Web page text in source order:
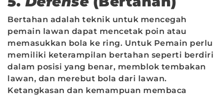
Bertahan adalah teknik untuk mencegah
pemain lawan dapat mencetak poin atau
memasukkan bola ke ring. Untuk Pemain perlu
memiliki keterampilan bertahan seperti berdiri
dalam posisi yang benar, memblok tembakan
lawan, dan merebut bola dari lawan.
Ketangkasan dan kemampuan membaca